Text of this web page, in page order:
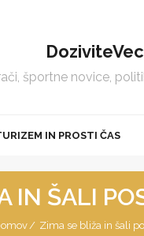
športne novice,
IN PROSTI ČAS
IN ŠALI
/ Zima se bliža in šali